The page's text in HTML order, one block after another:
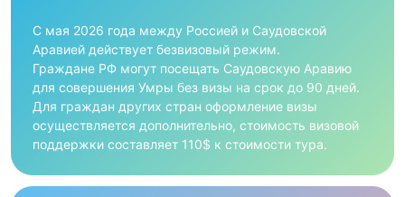
С мая 2026 года между Россией и Саудовской
Аравией действует безвизовый режим.
Граждане РФ могут посещать Саудовскую Аравию
для совершения Умры без визы на срок до 90 дней.
Для граждан других стран оформление визы
осуществляется дополнительно, стоимость визовой
поддержки составляет 110$ к стоимости тура.